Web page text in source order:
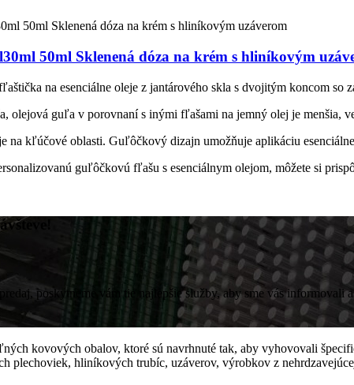
50ml Sklenená dóza na krém s hliníkovým
na esenciálne oleje z jantárového skla s dvojitým koncom so
olejová guľa v porovnaní s inými fľašami na jemný olej je menšia,
na kľúčové oblasti. Guľôčkový dizajn umožňuje aplikáciu
guľôčkovú fľašu s esenciálnym olejom, môžete si
poskytneme vám tie najlepšie služby, aby sme vás informovali
kovových obalov, ktoré sú navrhnuté tak, aby vyhovovali
plechoviek, hliníkových trubíc, uzáverov, výrobkov z